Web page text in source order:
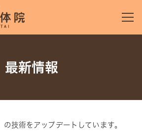
最新情報
の技術をアップデートしています。